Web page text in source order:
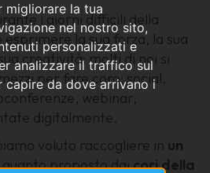
migliorare la tua
nel nostro sito,
personalizzati e
analizzare il traffico sul
capire da dove arrivano i
i giorni difficili della
la sua forza, la sua
creatività; molti di noi si
per fare coro: social,
webinar,
digitalmente.
voluto raccogliere in un
quanto proposto daicori della